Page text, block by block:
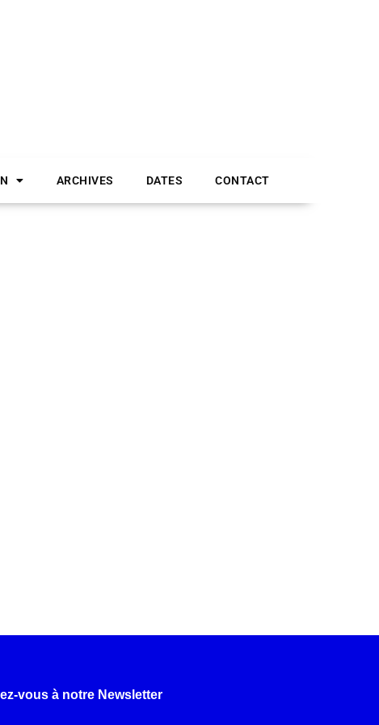
ARCHIVES DATES CONTACT
vous à notre Newsletter